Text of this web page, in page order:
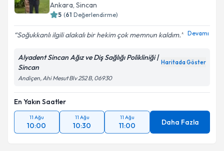
Ankara, Sincan
5 (61 Değerlendirme)
Soğukkanlı ilgili alakalı bir hekim çok memnun kaldım. Devamı
Alyadent Sincan Ağız ve Diş Sağlığı Polikliniği |
Sincan
Haritada Göster
Andiçen, Ahi Mesut Blv 252 B, 06930
En Yakın Saatler
11 Ağu
10:00
11 Ağu
10:30
11 Ağu
11:00 Daha Fazla